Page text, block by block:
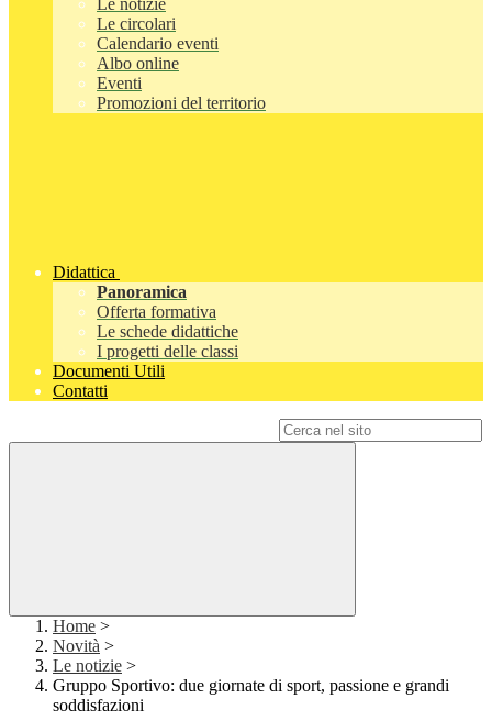
Le notizie
Le circolari
Calendario eventi
Albo online
Eventi
Promozioni del territorio
Didattica
Panoramica
Offerta formativa
Le schede didattiche
I progetti delle classi
Documenti Utili
Contatti
Home >
Novità >
Le notizie >
Gruppo Sportivo: due giornate di sport, passione e grandi
soddisfazioni